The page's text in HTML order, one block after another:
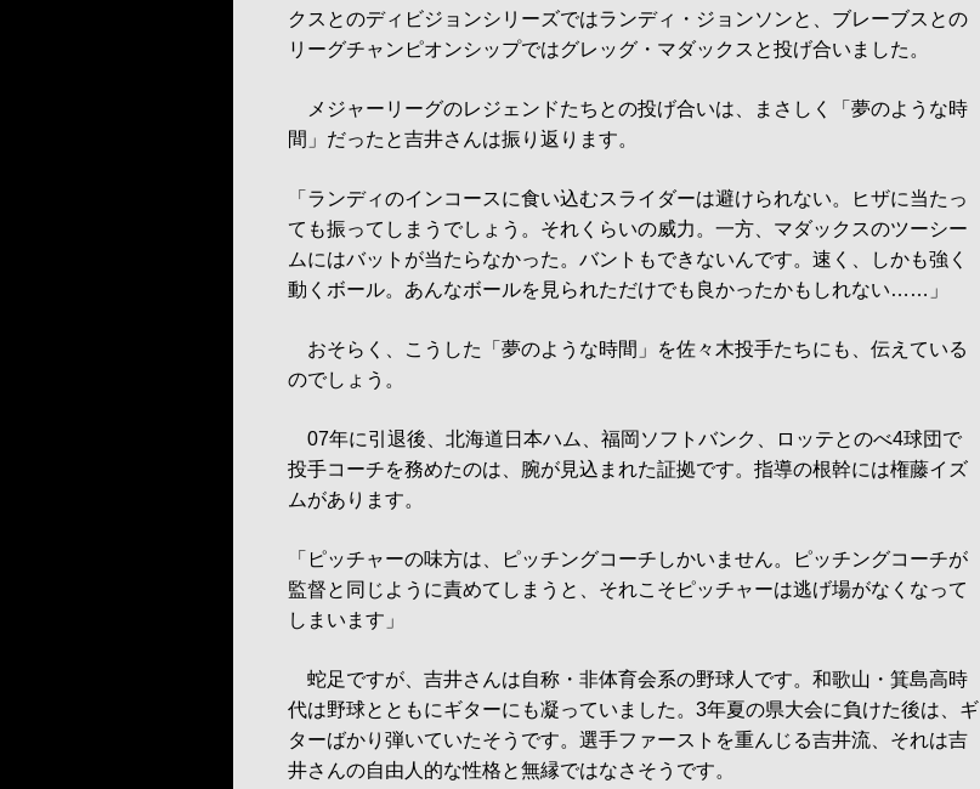
クスとのディビジョンシリーズではランディ・ジョンソンと、ブレーブスとの
リーグチャンピオンシップではグレッグ・マダックスと投げ合いました。
メジャーリーグのレジェンドたちとの投げ合いは、まさしく「夢のような時
間」だったと吉井さんは振り返ります。
「ランディのインコースに食い込むスライダーは避けられない。ヒザに当たっ
ても振ってしまうでしょう。それくらいの威力。一方、マダックスのツーシー
ムにはバットが当たらなかった。バントもできないんです。速く、しかも強く
動くボール。あんなボールを見られただけでも良かったかもしれない……」
おそらく、こうした「夢のような時間」を佐々木投手たちにも、伝えている
のでしょう。
07年に引退後、北海道日本ハム、福岡ソフトバンク、ロッテとのべ4球団で
投手コーチを務めたのは、腕が見込まれた証拠です。指導の根幹には権藤イズ
ムがあります。
「ピッチャーの味方は、ピッチングコーチしかいません。ピッチングコーチが
監督と同じように責めてしまうと、それこそピッチャーは逃げ場がなくなって
しまいます」
蛇足ですが、吉井さんは自称・非体育会系の野球人です。和歌山・箕島高時
代は野球とともにギターにも凝っていました。3年夏の県大会に負けた後は、ギ
ターばかり弾いていたそうです。選手ファーストを重んじる吉井流、それは吉
井さんの自由人的な性格と無縁ではなさそうです。